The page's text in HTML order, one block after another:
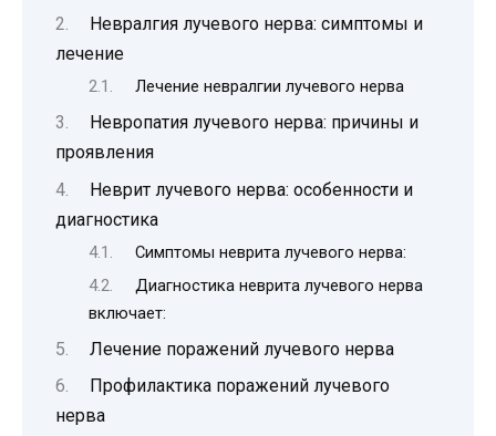
Невралгия лучевого нерва: симптомы и
лечение
Лечение невралгии лучевого нерва
Невропатия лучевого нерва: причины и
проявления
Неврит лучевого нерва: особенности и
диагностика
Симптомы неврита лучевого нерва:
Диагностика неврита лучевого нерва
включает:
Лечение поражений лучевого нерва
Профилактика поражений лучевого
нерва